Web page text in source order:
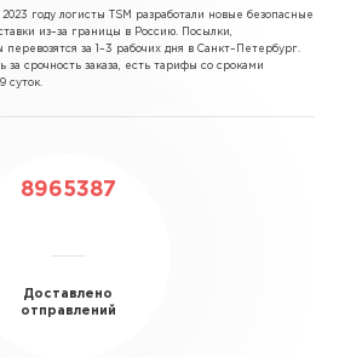
2023 году логисты TSM разработали новые безопасные
из–за границы в Россию. Посылки,
перевозятся за 1–3 рабочих дня в Санкт–Петербург.
за срочность заказа, есть тарифы со сроками
суток.
8965387
Доставлено
отправлений